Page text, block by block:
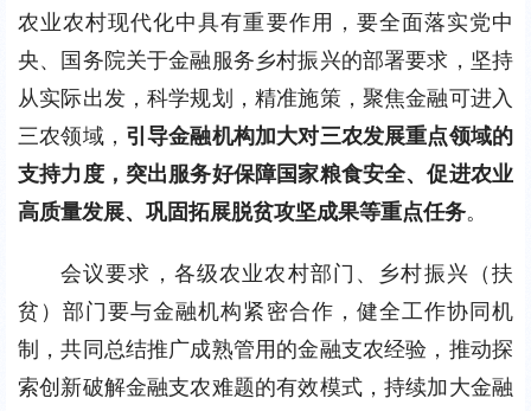
农业农村现代化中具有重要作用，要全面落实党中
央、国务院关于金融服务乡村振兴的部署要求，坚持
从实际出发，科学规划，精准施策，聚焦金融可进入
三农领域， 引导金融机构加大对三农发展重点领域的
支持力度，突出服务好保障国家粮食安全、促进农业
高质量发展、巩固拓展脱贫攻坚成果等重点任务。
会议要求，各级农业农村部门、乡村振兴（扶
贫）部门要与金融机构紧密合作，健全工作协同机
制，共同总结推广成熟管用的金融支农经验，推动探
索创新破解金融支农难题的有效模式，持续加大金融